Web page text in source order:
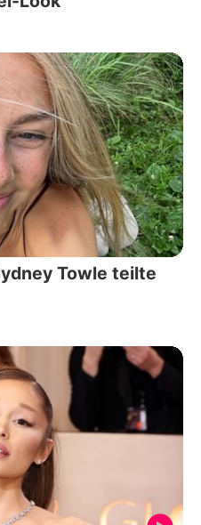
Towle teilte